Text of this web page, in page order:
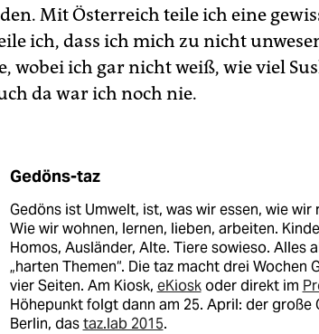
Mit Österreich teile ich eine
ich, dass ich mich zu nicht
wobei ich gar nicht weiß, wie viel
da war ich noch nie.
Gedöns-taz
Gedöns ist Umwelt, ist, was wir essen, wie wir
Wie wir wohnen, lernen, lieben, arbeiten.
Homos, Ausländer, Alte. Tiere sowieso. Alles
„harten Themen“. Die taz macht drei Wochen
vier Seiten. Am Kiosk, eKioskoder direkt im
Höhepunkt folgt dann am 25. April: der große
Berlin, dastaz.lab 2015.